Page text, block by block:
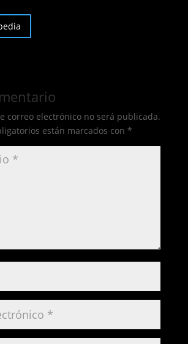
correo electrónico no será publicada.
están marcados con *